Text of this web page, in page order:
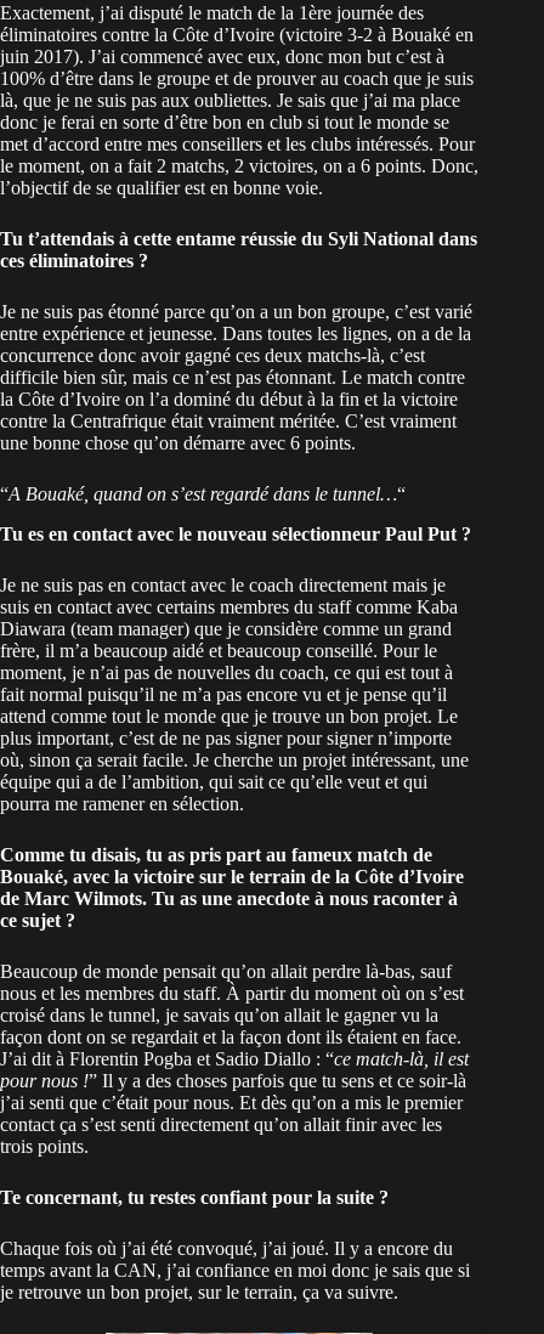
Exactement, j’ai disputé le match de la 1ère journée des
éliminatoires contre la Côte d’Ivoire (victoire 3-2 à Bouaké en
juin 2017). J’ai commencé avec eux, donc mon but c’est à
100% d’être dans le groupe et de prouver au coach que je suis
là, que je ne suis pas aux oubliettes. Je sais que j’ai ma place
donc je ferai en sorte d’être bon en club si tout le monde se
met d’accord entre mes conseillers et les clubs intéressés. Pour
le moment, on a fait 2 matchs, 2 victoires, on a 6 points. Donc,
l’objectif de se qualifier est en bonne voie.
Tu t’attendais à cette entame réussie du Syli National dans
ces éliminatoires ?
Je ne suis pas étonné parce qu’on a un bon groupe, c’est varié
entre expérience et jeunesse. Dans toutes les lignes, on a de la
concurrence donc avoir gagné ces deux matchs-là, c’est
difficile bien sûr, mais ce n’est pas étonnant. Le match contre
la Côte d’Ivoire on l’a dominé du début à la fin et la victoire
contre la Centrafrique était vraiment méritée. C’est vraiment
une bonne chose qu’on démarre avec 6 points.
“A Bouaké, quand on s’est regardé dans le tunnel…“
Tu es en contact avec le nouveau sélectionneur Paul Put ?
Je ne suis pas en contact avec le coach directement mais je
suis en contact avec certains membres du staff comme Kaba
Diawara (team manager) que je considère comme un grand
frère, il m’a beaucoup aidé et beaucoup conseillé. Pour le
moment, je n’ai pas de nouvelles du coach, ce qui est tout à
fait normal puisqu’il ne m’a pas encore vu et je pense qu’il
attend comme tout le monde que je trouve un bon projet. Le
plus important, c’est de ne pas signer pour signer n’importe
où, sinon ça serait facile. Je cherche un projet intéressant, une
équipe qui a de l’ambition, qui sait ce qu’elle veut et qui
pourra me ramener en sélection.
Comme tu disais, tu as pris part au fameux match de
Bouaké, avec la victoire sur le terrain de la Côte d’Ivoire
de Marc Wilmots. Tu as une anecdote à nous raconter à
ce sujet ?
Beaucoup de monde pensait qu’on allait perdre là-bas, sauf
nous et les membres du staff. À partir du moment où on s’est
croisé dans le tunnel, je savais qu’on allait le gagner vu la
façon dont on se regardait et la façon dont ils étaient en face.
J’ai dit à Florentin Pogba et Sadio Diallo : “ce match-là, il est
pour nous !” Il y a des choses parfois que tu sens et ce soir-là
j’ai senti que c’était pour nous. Et dès qu’on a mis le premier
contact ça s’est senti directement qu’on allait finir avec les
trois points.
Te concernant, tu restes confiant pour la suite ?
Chaque fois où j’ai été convoqué, j’ai joué. Il y a encore du
temps avant la CAN, j’ai confiance en moi donc je sais que si
je retrouve un bon projet, sur le terrain, ça va suivre.